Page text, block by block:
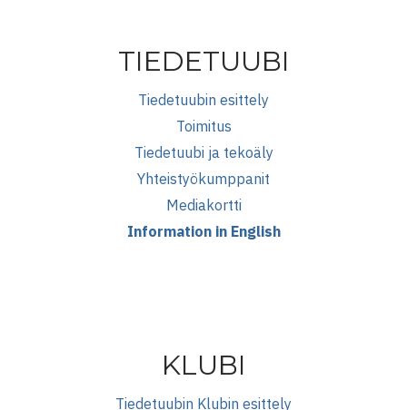
TIEDETUUBI
Tiedetuubin esittely
Toimitus
Tiedetuubi ja tekoäly
Yhteistyökumppanit
Mediakortti
Information in English
KLUBI
Tiedetuubin Klubin esittely